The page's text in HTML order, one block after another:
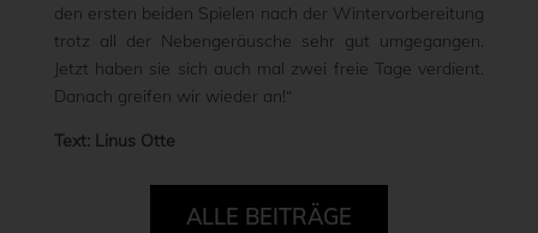
den ersten beiden Spielen nach der Wintervorbereitung
trotz all der Nebengeräusche sehr gut umgegangen.
Jetzt haben sie sich auch mal zwei freie Tage verdient.
Danach greifen wir wieder an!“
Text: Linus Otte
ALLE BEITRÄGE